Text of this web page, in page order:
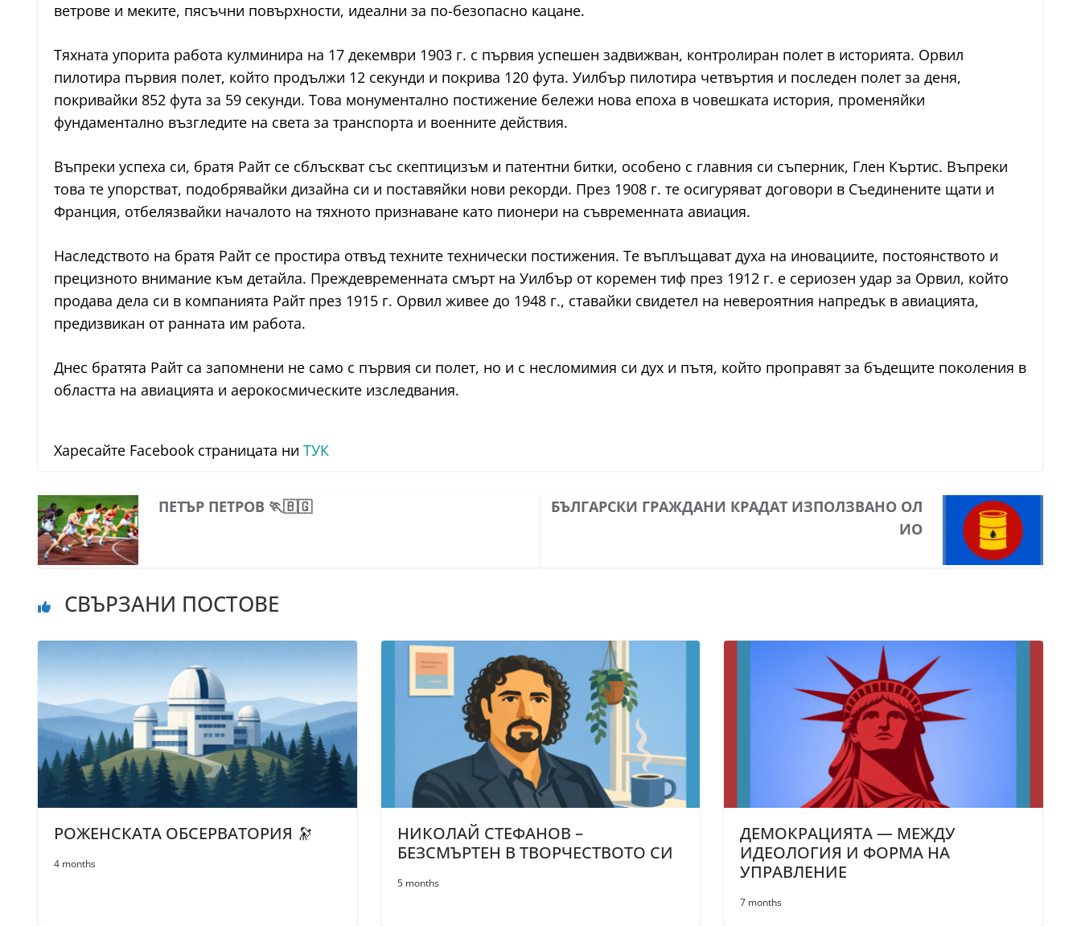
ветрове и меките, пясъчни повърхности, идеални за по-безопасно кацане.
Тяхната упорита работа кулминира на 17 декември 1903 г. с първия успешен задвижван, контролиран полет в историята. Орвил
пилотира първия полет, който продължи 12 секунди и покрива 120 фута. Уилбър пилотира четвъртия и последен полет за деня,
покривайки 852 фута за 59 секунди. Това монументално постижение бележи нова епоха в човешката история, променяйки
фундаментално възгледите на света за транспорта и военните действия.
Въпреки успеха си, братя Райт се сблъскват със скептицизъм и патентни битки, особено с главния си съперник, Глен Къртис. Въпреки
това те упорстват, подобрявайки дизайна си и поставяйки нови рекорди. През 1908 г. те осигуряват договори в Съединените щати и
Франция, отбелязвайки началото на тяхното признаване като пионери на съвременната авиация.
Наследството на братя Райт се простира отвъд техните технически постижения. Те въплъщават духа на иновациите, постоянството и
прецизното внимание към детайла. Преждевременната смърт на Уилбър от коремен тиф през 1912 г. е сериозен удар за Орвил, който
продава дела си в компанията Райт през 1915 г. Орвил живее до 1948 г., ставайки свидетел на невероятния напредък в авиацията,
предизвикан от ранната им работа.
Днес братята Райт са запомнени не само с първия си полет, но и с несломимия си дух и пътя, който проправят за бъдещите поколения в
областта на авиацията и аерокосмическите изследвания.
Харесайте Facebook страницата ни ТУК
ПЕТЪР ПЕТРОВ 🏃🇧🇬
БЪЛГАРСКИ ГРАЖДАНИ КРАДАТ ИЗПОЛЗВАНО ОЛ
ИО
СВЪРЗАНИ ПОСТОВЕ
РОЖЕНСКАТА ОБСЕРВАТОРИЯ 🔭
4 months
НИКОЛАЙ СТЕФАНОВ –
БЕЗСМЪРТЕН В ТВОРЧЕСТВОТО СИ
5 months
ДЕМОКРАЦИЯТА — МЕЖДУ
ИДЕОЛОГИЯ И ФОРМА НА
УПРАВЛЕНИЕ
7 months